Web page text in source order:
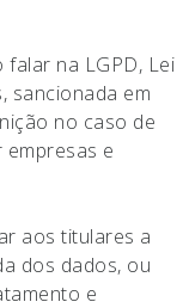
falar na LGPD, Lei
sancionada em
no caso de
e
aos titulares a
dos dados, ou
e